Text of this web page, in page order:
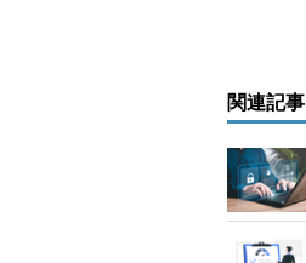
関連記事